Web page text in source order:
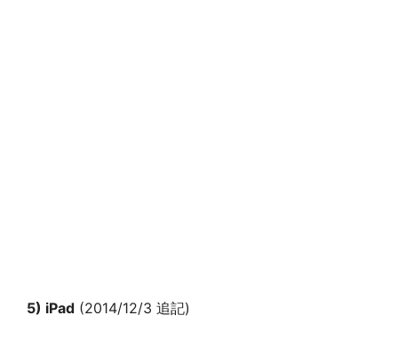
5) iPad (2014/12/3 追記)